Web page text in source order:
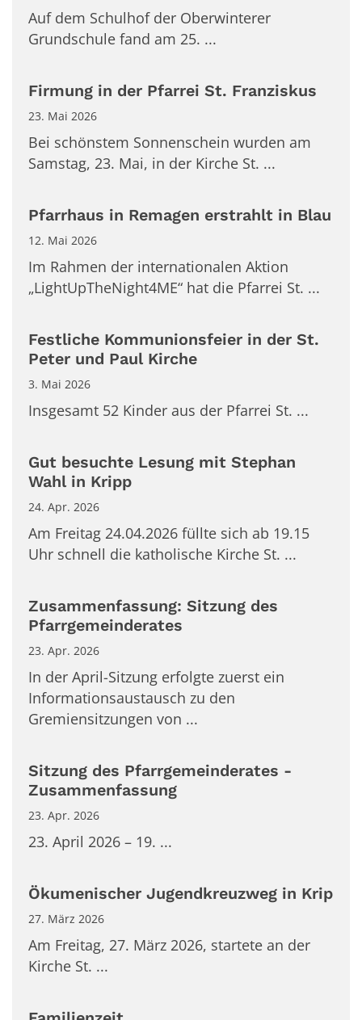
Auf dem Schulhof der Oberwinterer
Grundschule fand am 25. ...
Firmung in der Pfarrei St. Franziskus
23. Mai 2026
Bei schönstem Sonnenschein wurden am
Samstag, 23. Mai, in der Kirche St. ...
Pfarrhaus in Remagen erstrahlt in Blau
12. Mai 2026
Im Rahmen der internationalen Aktion
„LightUpTheNight4ME“ hat die Pfarrei St. ...
Festliche Kommunionsfeier in der St.
Peter und Paul Kirche
3. Mai 2026
Insgesamt 52 Kinder aus der Pfarrei St. ...
Gut besuchte Lesung mit Stephan
Wahl in Kripp
24. Apr. 2026
Am Freitag 24.04.2026 füllte sich ab 19.15
Uhr schnell die katholische Kirche St. ...
Zusammenfassung: Sitzung des
Pfarrgemeinderates
23. Apr. 2026
In der April-Sitzung erfolgte zuerst ein
Informationsaustausch zu den
Gremiensitzungen von ...
Sitzung des Pfarrgemeinderates -
Zusammenfassung
23. Apr. 2026
23. April 2026 – 19. ...
Ökumenischer Jugendkreuzweg in Krip
27. März 2026
Am Freitag, 27. März 2026, startete an der
Kirche St. ...